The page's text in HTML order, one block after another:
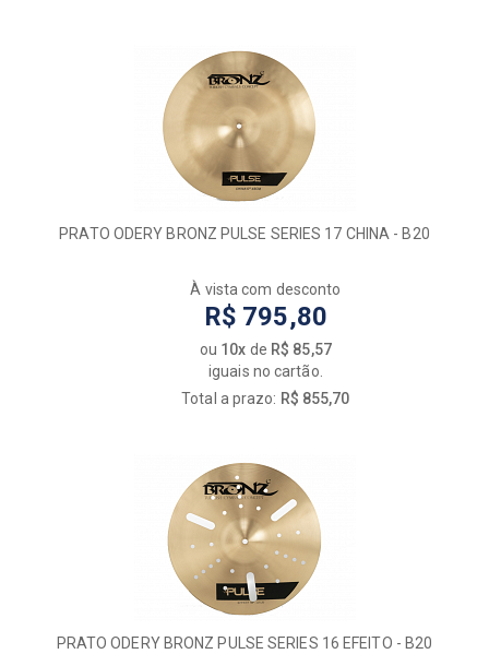
PRATO ODERY BRONZ PULSE SERIES 17 CHINA - B20
À vista com desconto
R$ 795,80
ou 10x de R$ 85,57
iguais no cartão.
Total a prazo: R$ 855,70
PRATO ODERY BRONZ PULSE SERIES 16 EFEITO - B20